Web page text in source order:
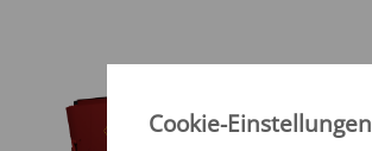
Cookie-Einstellungen